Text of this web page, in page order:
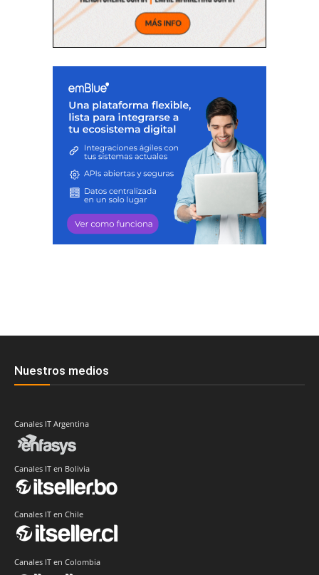
Nuestros medios
Canales IT Argentina
Canales IT en Bolivia
Canales IT en Chile
Canales IT en Colombia